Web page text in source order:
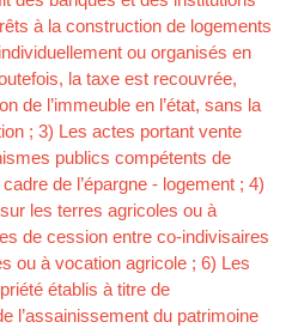
à la construction de logements
ou organisés en
la taxe est recouvrée,
de l’immeuble en l’état, sans la
; 3) Les actes portant vente
publics compétents de
de l’épargne - logement ; 4)
les terres agricoles ou à
de cession entre co-indivisaires
ou à vocation agricole ; 6) Les
établis à titre de
l’assainissement du patrimoine